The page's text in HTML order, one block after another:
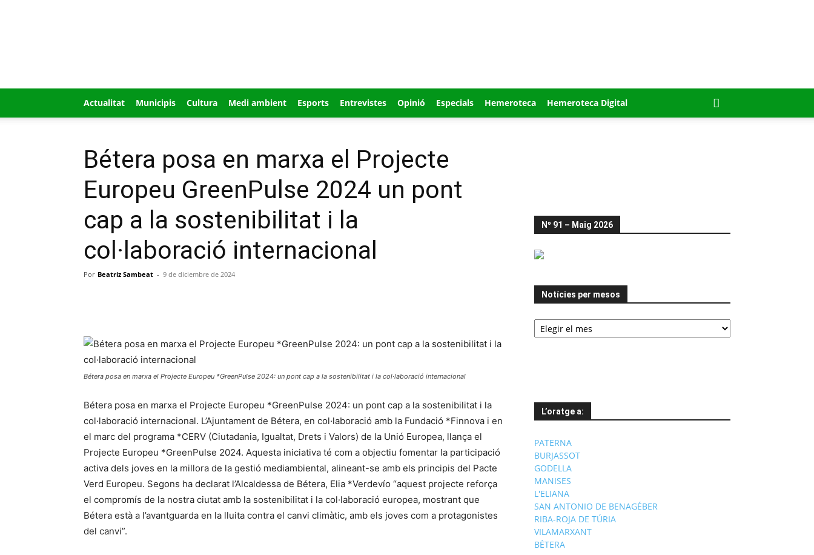
Actualitat Municipis Cultura Medi ambient Esports Entrevistes Opinió Especials Hemeroteca Hemeroteca Digital
Bétera posa en marxa el Projecte
Europeu GreenPulse 2024 un pont
cap a la sostenibilitat i la
col·laboració internacional
Por Beatriz Sambeat - 9 de diciembre de 2024
Bétera posa en marxa el Projecte Europeu *GreenPulse 2024: un pont cap a la sostenibilitat i la col·laboració internacional
Bétera posa en marxa el Projecte Europeu *GreenPulse 2024: un pont cap a la sostenibilitat i la
col·laboració internacional. L’Ajuntament de Bétera, en col·laboració amb la Fundació *Finnova i en
el marc del programa *CERV (Ciutadania, Igualtat, Drets i Valors) de la Unió Europea, llança el
Projecte Europeu *GreenPulse 2024. Aquesta iniciativa té com a objectiu fomentar la participació
activa dels joves en la millora de la gestió mediambiental, alineant-se amb els principis del Pacte
Verd Europeu. Segons ha declarat l’Alcaldessa de Bétera, Elia *Verdevío “aquest projecte reforça
el compromís de la nostra ciutat amb la sostenibilitat i la col·laboració europea, mostrant que
Bétera està a l’avantguarda en la lluita contra el canvi climàtic, amb els joves com a protagonistes
del canvi”.
Nº 91 – Maig 2026
Notícies per mesos
Notícies
per
L’oratge a:
PATERNA
BURJASSOT
GODELLA
MANISES
L'ELIANA
SAN ANTONIO DE BENAGÉBER
RIBA-ROJA DE TÚRIA
VILAMARXANT
BÉTERA